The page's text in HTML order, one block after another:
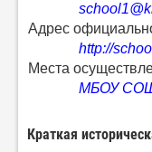
Адрес
http://
Места
МБОУ
Краткая